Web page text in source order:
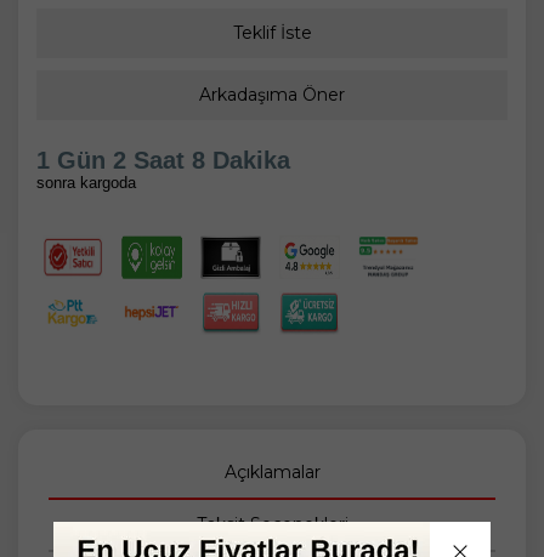
Teklif İste
Arkadaşıma Öner
1 Gün 2 Saat 8 Dakika
sonra kargoda
Açıklamalar
Taksit Seçenekleri